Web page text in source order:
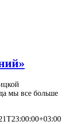
мы все больше